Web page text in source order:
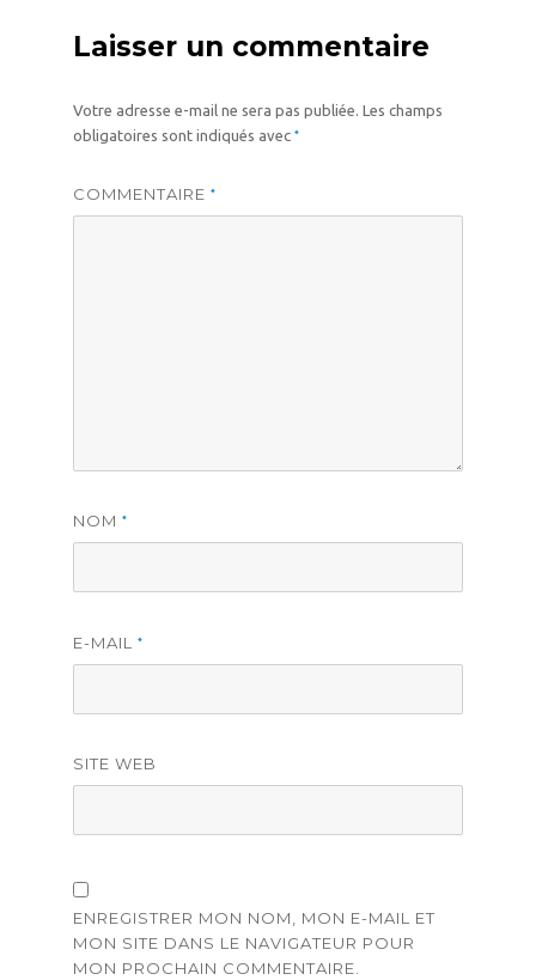
Laisser un commentaire
Votre adresse e-mail ne sera pas publiée. Les champs
obligatoires sont indiqués avec *
COMMENTAIRE *
NOM *
E-MAIL *
SITE WEB
ENREGISTRER MON NOM, MON E-MAIL ET
MON SITE DANS LE NAVIGATEUR POUR
MON PROCHAIN COMMENTAIRE.